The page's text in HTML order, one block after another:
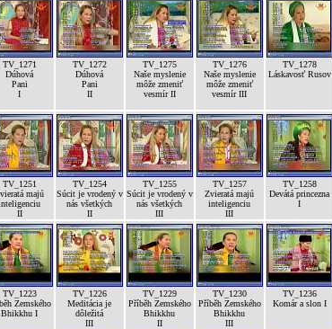
TV_1271
Dúhová
Pani
I
TV_1272
Dúhová
Pani
II
TV_1275
Naše myslenie
môže zmeniť
vesmír II
TV_1276
Naše myslenie
môže zmeniť
vesmír III
TV_1278
Láskavosť Rusov
TV_1251
majú
II
TV_1254
Súcit je vrodený v
nás všetkých
II
TV_1255
Súcit je vrodený v
nás všetkých
III
TV_1257
Zvieratá majú
inteligenciu
III
TV_1258
Devátá princezna
I
TV_1223
Zemského
Bhikkhu I
TV_1226
Meditácia je
dôležitá
III
TV_1229
Příběh Zemského
Bhikkhu
II
TV_1230
Příběh Zemského
Bhikkhu
III
TV_1236
Komár a slon I